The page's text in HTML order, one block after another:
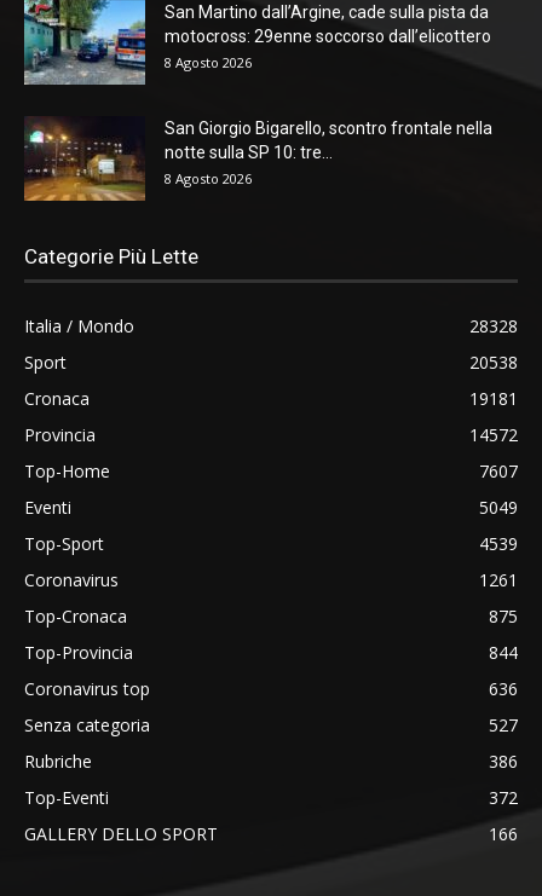
San Martino dall’Argine, cade sulla pista da
motocross: 29enne soccorso dall’elicottero
8 Agosto 2026
San Giorgio Bigarello, scontro frontale nella
notte sulla SP 10: tre...
8 Agosto 2026
Categorie Più Lette
Italia / Mondo
28328
Sport
20538
Cronaca
19181
Provincia
14572
Top-Home
7607
Eventi
5049
Top-Sport
4539
Coronavirus
1261
Top-Cronaca
875
Top-Provincia
844
Coronavirus top
636
Senza categoria
527
Rubriche
386
Top-Eventi
372
GALLERY DELLO SPORT
166